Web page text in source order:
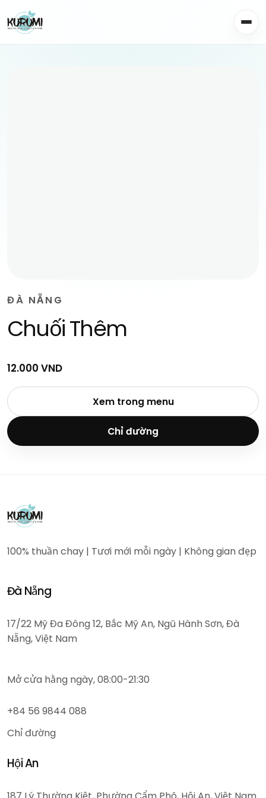
ĐÀ NẴNG
Chuối Thêm
12.000 VND
Xem trong menu
Chỉ đường
100% thuần chay | Tươi mới mỗi ngày | Không gian đẹp
Đà Nẵng
17/22 Mỹ Đa Đông 12, Bắc Mỹ An, Ngũ Hành Sơn, Đà
Nẵng, Việt Nam
Mở cửa hằng ngày, 08:00-21:30
+84 56 9844 088
Chỉ đường
Hội An